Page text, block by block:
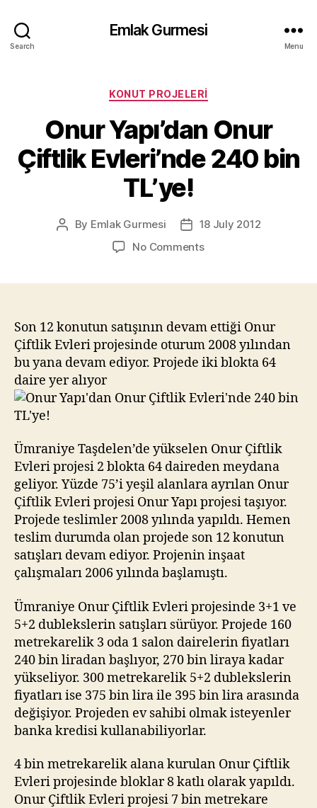
Search
Emlak Gurmesi
Menu
Categories
KONUT PROJELERI
Onur Yapı’dan Onur
Çiftlik Evleri’nde 240 bin
TL’ye!
Post
By Emlak Gurmesi
Post18 July 2012
No Commentson
Evleri’nde
240
bin
TL’ye!
Son 12 konutun satışının devam ettiği Onur
Çiftlik Evleri projesinde oturum 2008 yılından
bu yana devam ediyor. Projede iki blokta 64
daire yer alıyor
Ümraniye Taşdelen’de yükselen Onur Çiftlik
Evleri projesi 2 blokta 64 daireden meydana
geliyor. Yüzde 75’i yeşil alanlara ayrılan Onur
Çiftlik Evleri projesi Onur Yapı projesi taşıyor.
Projede teslimler 2008 yılında yapıldı. Hemen
teslim durumda olan projede son 12 konutun
satışları devam ediyor. Projenin inşaat
çalışmaları 2006 yılında başlamıştı.
Ümraniye Onur Çiftlik Evleri projesinde 3+1 ve
5+2 dublekslerin satışları sürüyor. Projede 160
metrekarelik 3 oda 1 salon dairelerin fiyatları
240 bin liradan başlıyor, 270 bin liraya kadar
yükseliyor. 300 metrekarelik 5+2 dublekslerin
fiyatları ise 375 bin lira ile 395 bin lira arasında
değişiyor. Projeden ev sahibi olmak isteyenler
banka kredisi kullanabiliyorlar.
4 bin metrekarelik alana kurulan Onur Çiftlik
Evleri projesinde bloklar 8 katlı olarak yapıldı.
Onur Çiftlik Evleri projesi 7 bin metrekare